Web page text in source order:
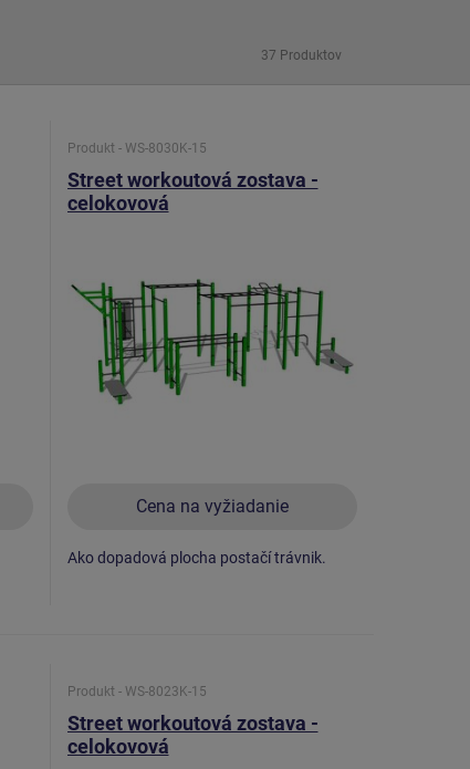
Produkt - WS-8030K-15
Street workoutová zostava -
celokovová
Cena na vyžiadanie
Ako dopadová plocha postačí trávnik.
Produkt - WS-8023K-15
Street workoutová zostava -
celokovová